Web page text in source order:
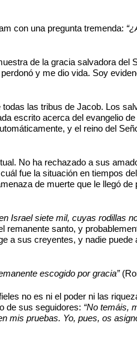
con una pregunta tremenda:
de la gracia salvadora del
y me dio vida. Soy
las tribus de Jacob. Los
escrito acerca del evangelio
y el reino del
No ha rechazado a sus
fue la situación en tiempos
de muerte que le llegó
Israel siete mil, cuyas rodillas
santo, y
a sus creyentes, y nadie
escogido por gracia”
no es ni el poder ni las
de sus seguidores: “No temáis,
mis pruebas. Yo, pues, os